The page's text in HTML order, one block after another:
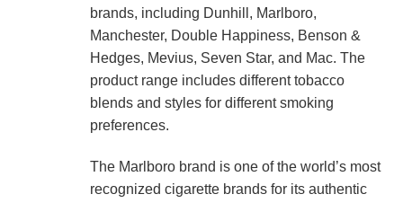
brands, including Dunhill, Marlboro,
Manchester, Double Happiness, Benson &
Hedges, Mevius, Seven Star, and Mac. The
product range includes different tobacco
blends and styles for different smoking
preferences.
The Marlboro brand is one of the world’s most
recognized cigarette brands for its authentic